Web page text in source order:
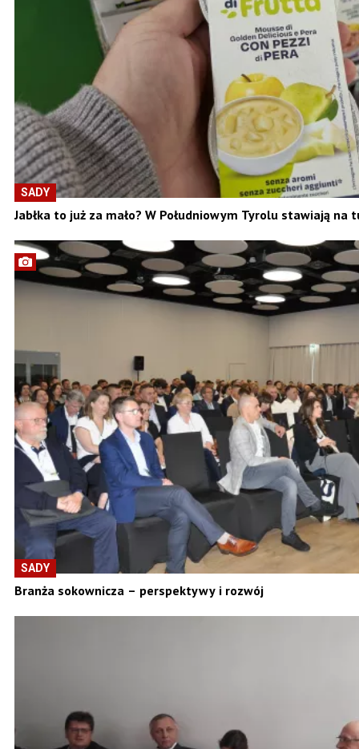
SADY
Jabłka to już za mało? W Południowym Tyrolu stawiają na
SADY
Branża sokownicza – perspektywy i rozwój